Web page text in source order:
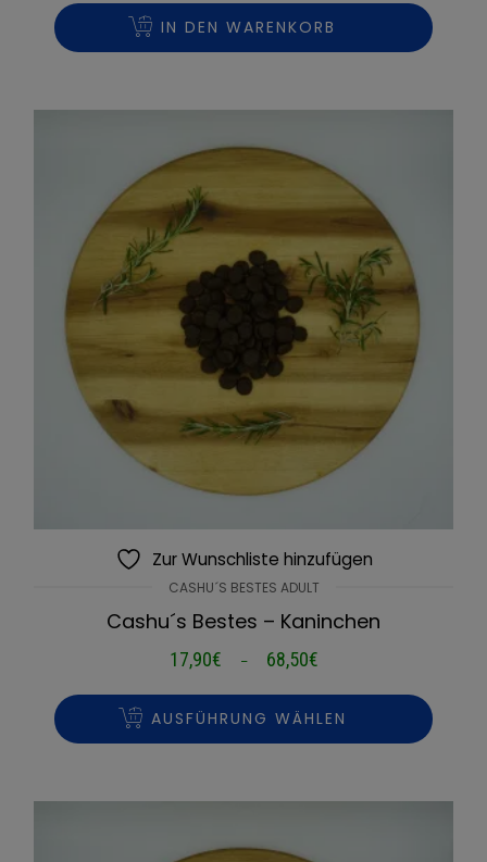
IN DEN WARENKORB
Zur Wunschliste hinzufügen
CASHU´S BESTES ADULT
Cashu´s Bestes – Kaninchen
17,90€ – 68,50€
bis
AUSFÜHRUNG WÄHLEN